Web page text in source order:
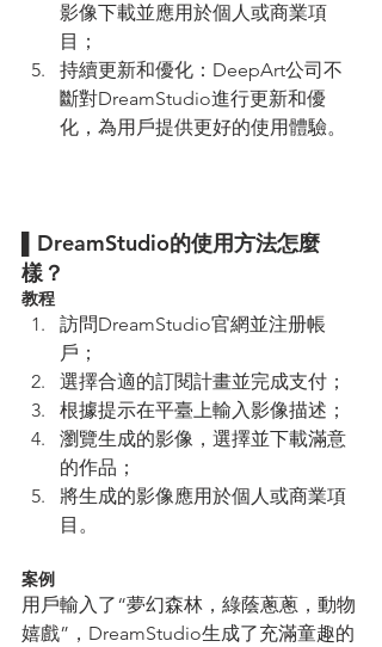
影像下載並應用於個人或商業項
目；
持續更新和優化：DeepArt公司不
斷對DreamStudio進行更新和優
化，為用戶提供更好的使用體驗。
▌DreamStudio的使用方法怎麼
樣？
教程
訪問DreamStudio官網並注册帳
戶；
選擇合適的訂閱計畫並完成支付；
根據提示在平臺上輸入影像描述；
瀏覽生成的影像，選擇並下載滿意
的作品；
將生成的影像應用於個人或商業項
目。
案例
用戶輸入了“夢幻森林，綠蔭蔥蔥，動物
嬉戲”，DreamStudio生成了充滿童趣的